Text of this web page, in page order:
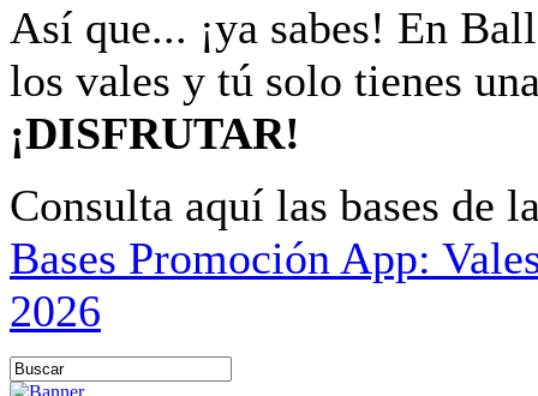
Así que... ¡ya sabes! En
los vales y tú solo tienes
¡DISFRUTAR!
Consulta aquí las bases de
Bases Promoción App:
2026